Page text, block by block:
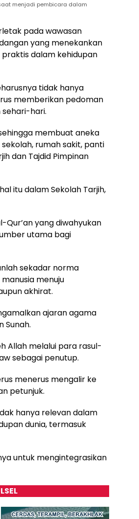
menjadi pembicara dalam
pada wawasan
yang menekankan
dalam kehidupan
tidak hanya
memberikan pedoman
hari.
membuat aneka
rumah sakit, panti
dan Tajdid Pimpinan
itu dalam Sekolah Tarjih,
yang diwahyukan
utama bagi
sekadar norma
menuju
akhirat.
ajaran agama
Sunah.
Allah melalui para rasul-
sebagai penutup.
menerus mengalir ke
petunjuk.
hanya relevan dalam
dunia, termasuk
untuk mengintegrasikan